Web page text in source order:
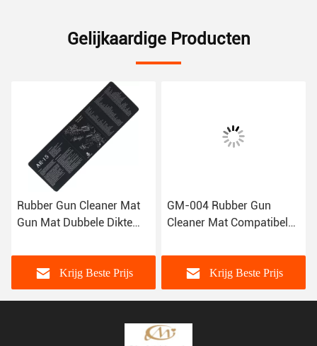
Gelijkaardige Producten
Rubber Gun Cleaner Mat
Gun Mat Dubbele Dikte
X36 inch
Krijg Beste Prijs
GM-004 Rubber Gun
Cleaner Mat Compatibel
11 X 17 Dik
Krijg Beste Prijs